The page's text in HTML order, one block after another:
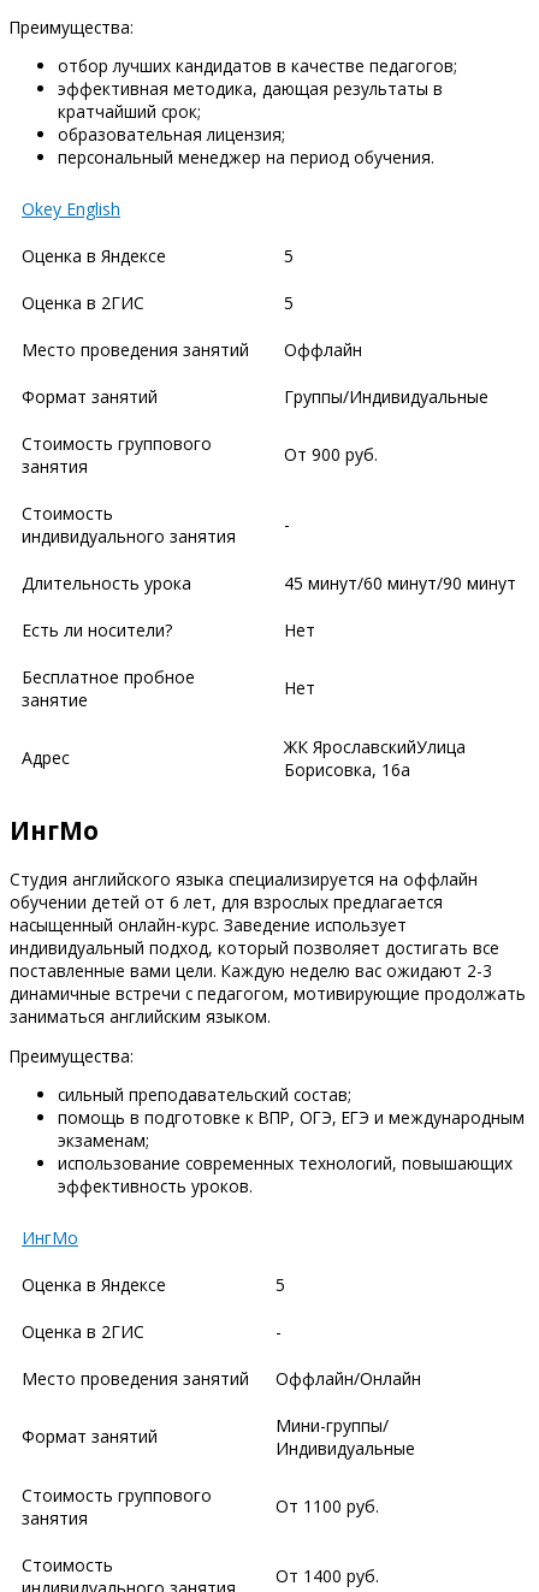
Преимущества:
отбор лучших кандидатов в качестве педагогов;
эффективная методика, дающая результаты в
кратчайший срок;
образовательная лицензия;
персональный менеджер на период обучения.
Okey English
Оценка в Яндексе 5
Оценка в 2ГИС 5
Место проведения занятий Оффлайн
Формат занятий Группы/Индивидуальные
Стоимость группового
занятия
От 900 руб.
Стоимость
индивидуального занятия
-
Длительность урока 45 минут/60 минут/90 минут
Есть ли носители? Нет
Бесплатное пробное
занятие
Нет
Адрес
​ЖК Ярославский​Улица
Борисовка, 16а
ИнгМо
Студия английского языка специализируется на оффлайн
обучении детей от 6 лет, для взрослых предлагается
насыщенный онлайн-курс. Заведение использует
индивидуальный подход, который позволяет достигать все
поставленные вами цели. Каждую неделю вас ожидают 2-3
динамичные встречи с педагогом, мотивирующие продолжать
заниматься английским языком.
Преимущества:
сильный преподавательский состав;
помощь в подготовке к ВПР, ОГЭ, ЕГЭ и международным
экзаменам;
использование современных технологий, повышающих
эффективность уроков.
ИнгМо
Оценка в Яндексе 5
Оценка в 2ГИС -
Место проведения занятий Оффлайн/Онлайн
Формат занятий
Мини-группы/
Индивидуальные
Стоимость группового
занятия
От 1100 руб.
Стоимость
От 1400 руб.